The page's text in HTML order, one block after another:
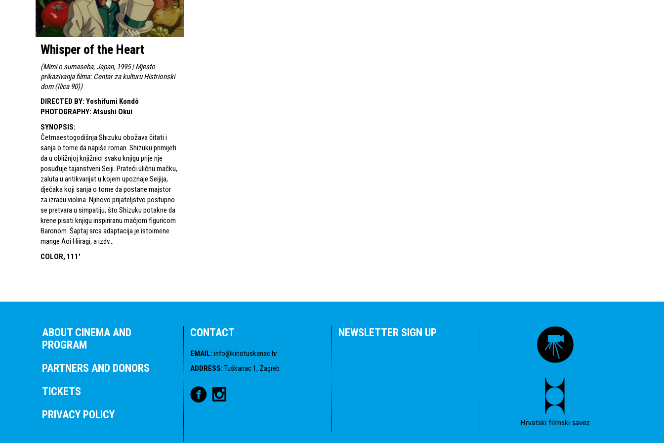
Whisper of the Heart
(Mimi o sumaseba, Japan, 1995 | Mjesto
prikazivanja filma: Centar za kulturu Histrionski
dom (Ilica 90))
DIRECTED BY: Yoshifumi Kondô
PHOTOGRAPHY: Atsushi Okui
SYNOPSIS:
Četrnaestogodišnja Shizuku obožava čitati i
sanja o tome da napiše roman. Shizuku primijeti
da u obližnjoj knjižnici svaku knjigu prije nje
posuđuje tajanstveni Seiji. Prateći uličnu mačku,
zaluta u antikvarijat u kojem upoznaje Seijija,
dječaka koji sanja o tome da postane majstor
za izradu violina. Njihovo prijateljstvo postupno
se pretvara u simpatiju, što Shizuku potakne da
krene pisati knjigu inspiriranu mačjom figuricom
Baronom. Šaptaj srca adaptacija je istoimene
mange Aoi Hiiragi, a izdv...
COLOR, 111'
ABOUT CINEMA AND
PROGRAM
PARTNERS AND DONORS
TICKETS
PRIVACY POLICY
CONTACT
EMAIL: info@kinotuskanac.hr
ADDRESS: Tuškanac 1, Zagreb
NEWSLETTER SIGN UP